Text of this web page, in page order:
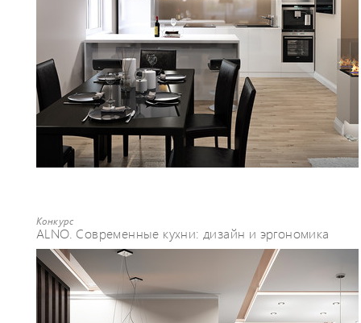
Конкурс
ALNO. Современные кухни: дизайн и эргономика